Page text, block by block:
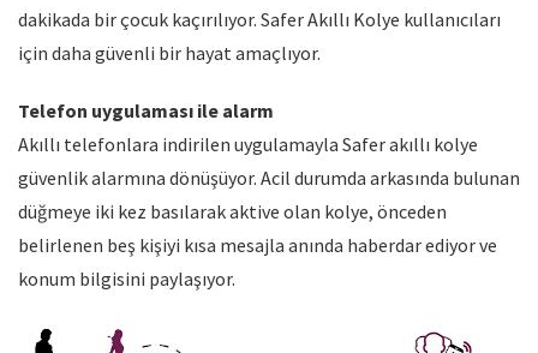
dakikada bir çocuk kaçırılıyor. Safer Akıllı Kolye kullanıcıları
için daha güvenli bir hayat amaçlıyor.
Telefon uygulaması ile alarm
Akıllı telefonlara indirilen uygulamayla Safer akıllı kolye
güvenlik alarmına dönüşüyor. Acil durumda arkasında bulunan
düğmeye iki kez basılarak aktive olan kolye, önceden
belirlenen beş kişiyi kısa mesajla anında haberdar ediyor ve
konum bilgisini paylaşıyor.